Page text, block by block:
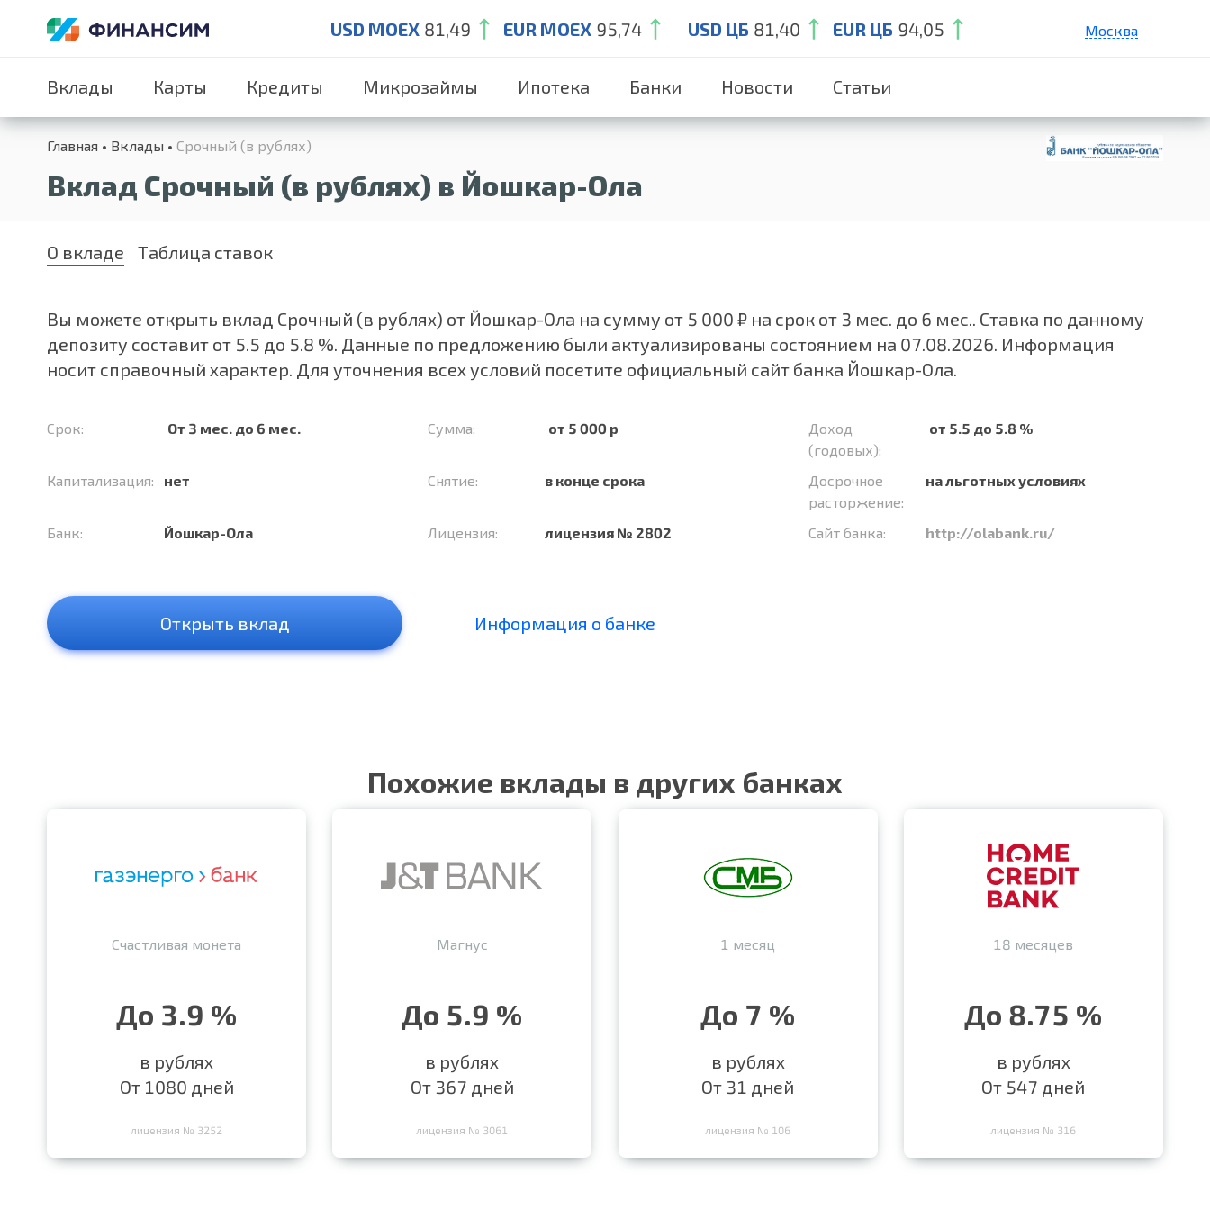
USD MOEX 81,49 EUR MOEX 95,74 USD ЦБ 81,40 EUR ЦБ 94,05 Москва
Краснодар
Нижний Новгород
Вклады Карты Кредиты Микрозаймы Ипотека Банки Новости Статьи
Главная Вклады Срочный (в рублях)
Вклад Срочный (в рублях) в Йошкар-Ола
О вкладе Таблица ставок
Вы можете открыть вклад Срочный (в рублях) от Йошкар-Ола на сумму от 5 000 ₽ на срок от 3 мес. до 6 мес.. Ставка по данному
депозиту составит от 5.5 до 5.8 %. Данные по предложению были актуализированы состоянием на 07.08.2026. Информация
носит справочный характер. Для уточнения всех условий посетите официальный сайт банка Йошкар-Ола.
Срок: От 3 мес. до 6 мес. Сумма: от 5 000 р
Доход
(годовых):
от 5.5 до 5.8 %
Капитализация: нет Снятие: в конце срока
Досрочное
расторжение:
на льготных условиях
Банк: Йошкар-Ола Лицензия: лицензия № 2802 Сайт банка: http://olabank.ru/
Открыть вклад Информация о банке
Похожие вклады в других банках
Счастливая монета
До 3.9 %
в рублях
От 1080 дней
лицензия № 3252
Магнус
До 5.9 %
в рублях
От 367 дней
лицензия № 3061
1 месяц
До 7 %
в рублях
От 31 дней
лицензия № 106
18 месяцев
До 8.75 %
в рублях
От 547 дней
лицензия № 316